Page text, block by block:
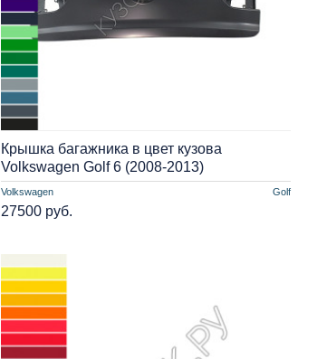
Volkswagen Golf
Крышка багажника в цвет кузова
Volkswagen Golf 6 (2008-2013)
27500 руб.